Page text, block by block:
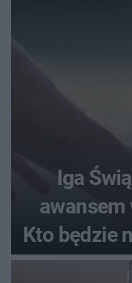
Iga
awansem
Kto będzie